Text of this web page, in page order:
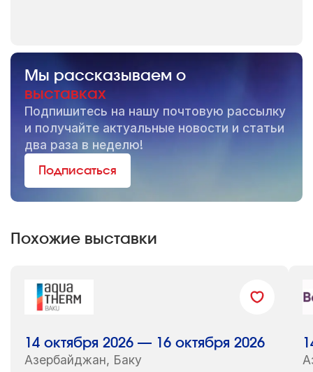
Мы рассказываем о
выставках
Подпишитесь на нашу почтовую рассылку
и получайте актуальные новости и статьи
два раза в неделю!
Подписаться
Похожие выставки
14 октября 2026 — 16 октября 2026
Азербайджан, Баку